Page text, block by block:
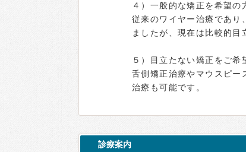
４）一般的な矯正を希望の
従来のワイヤー治療であり
ましたが、現在は比較的目
５）目立たない矯正をご希
舌側矯正治療やマウスピー
治療も可能です。
診療案内